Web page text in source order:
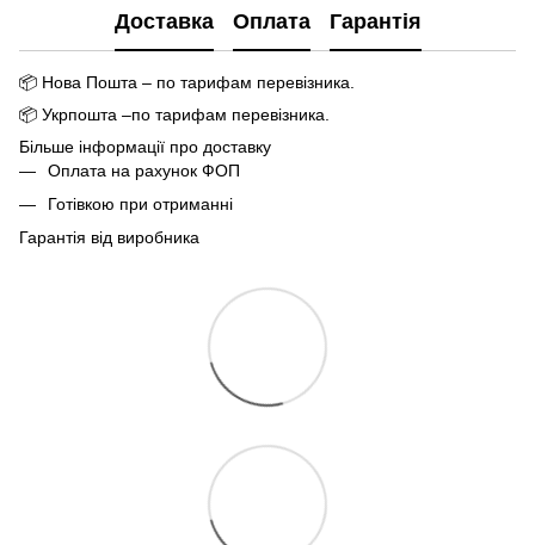
Доставка Оплата Гарантія
📦 Нова Пошта – по тарифам перевізника.
📦 Укрпошта –по тарифам перевізника.
Більше інформації про доставку
Оплата на рахунок ФОП
Готівкою при отриманні
Гарантія від виробника